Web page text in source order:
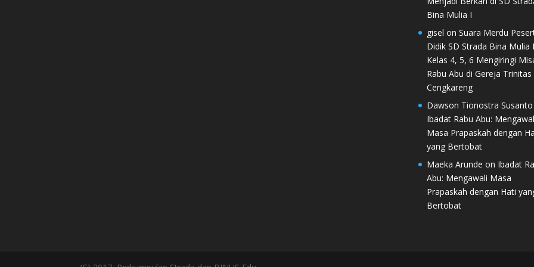
Bina Mulia I
gisel on Suara Merdu
Didik SD Strada Bina Mulia
Kelas 4, 5, 6 Mengiringi
Rabu Abu di Gereja Trinitas
Cengkareng
Dawson Tionostra Susanto
Ibadat Rabu Abu:
Masa Prapaskah dengan
yang Bertobat
Maeka Arunde on Ibadat
Abu: Mengawali Masa
Prapaskah dengan Hati
Bertobat